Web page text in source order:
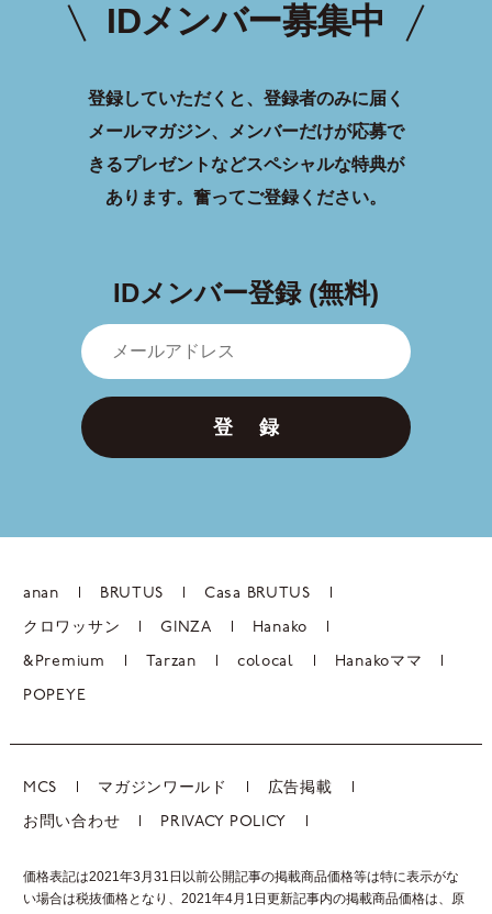
IDメンバー募集中
登録していただくと、登録者のみに届く
メールマガジン、メンバーだけが応募で
きるプレゼントなどスペシャルな特典が
あります。 奮ってご登録ください。
IDメンバー登録 (無料)
登 録
anan BRUTUS Casa BRUTUS
クロワッサン GINZA Hanako
&Premium Tarzan colocal Hanakoママ
POPEYE
MCS マガジンワールド 広告掲載
お問い合わせ PRIVACY POLICY
価格表記は2021年3月31日以前公開記事の掲載商品価格等は特に表示がな
い場合は税抜価格となり、2021年4月1日更新記事内の掲載商品価格は、 原